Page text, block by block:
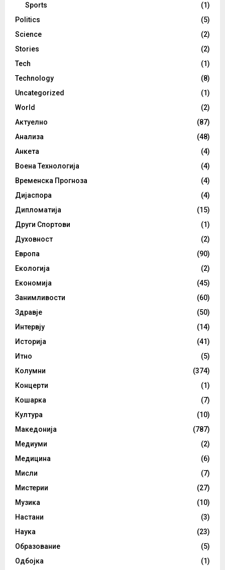
Sports
(1)
Politics
(5)
Science
(2)
Stories
(2)
Tech
(1)
Technology
(8)
Uncategorized
(1)
World
(2)
Актуелно
(87)
Анализа
(48)
Анкета
(4)
Воена Технологија
(4)
Временска Прогноза
(4)
Дијаспора
(4)
Дипломатија
(15)
Други Спортови
(1)
Духовност
(2)
Европа
(90)
Екологија
(2)
Економија
(45)
Занимливости
(60)
Здравје
(50)
Интервју
(14)
Историја
(41)
Итно
(5)
Колумни
(374)
Концерти
(1)
Кошарка
(7)
Култура
(10)
Македонија
(787)
Медиуми
(2)
Медицина
(6)
Мисли
(7)
Мистерии
(27)
Музика
(10)
Настани
(3)
Наука
(23)
Образование
(5)
Одбојка
(1)